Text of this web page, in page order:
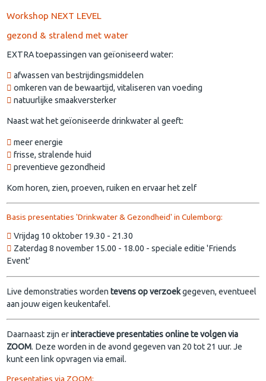
Workshop NEXT LEVEL
gezond & stralend met water
EXTRA toepassingen van geïoniseerd water:
afwassen van bestrijdingsmiddelen
omkeren van de bewaartijd, vitaliseren van voeding
natuurlijke smaakversterker
Naast wat het geïoniseerde drinkwater al geeft:
meer energie
frisse, stralende huid
preventieve gezondheid
Kom horen, zien, proeven, ruiken en ervaar het zelf
Basis presentaties 'Drinkwater & Gezondheid' in Culemborg:
Vrijdag 10 oktober 19.30 - 21.30
Zaterdag 8 november 15.00 - 18.00 - speciale editie 'Friends
Event'
Live demonstraties wordentevens op verzoekgegeven, eventueel
aan jouw eigen keukentafel.
Daarnaast zijn erinteractieve presentaties online te volgen via
ZOOM. Deze worden in de avond gegeven van 20 tot 21 uur. Je
kunt een link opvragen via email.
Presentaties via ZOOM: